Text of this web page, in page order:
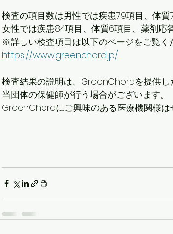
検査の項目数は男性では疾患79項目、体質
女性では疾患84項目、体質6項目、薬剤応
※詳しい検査項目は以下のページをご覧く
https://www.greenchord.jp/
検査結果の説明は、GreenChordを提供し
当団体の保健師が行う場合がございます。
GreenChordにご興味のある医療機関様は